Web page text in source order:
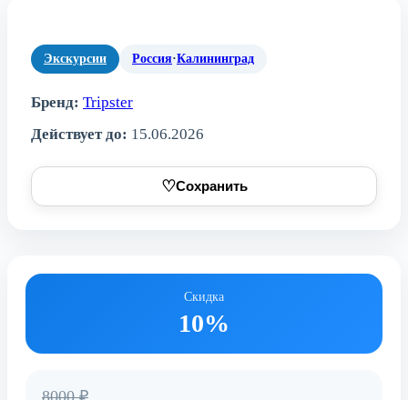
Экскурсии Россия·Калининград
Бренд: Tripster
Действует до: 15.06.2026
♡Сохранить
Скидка
10%
8000 ₽